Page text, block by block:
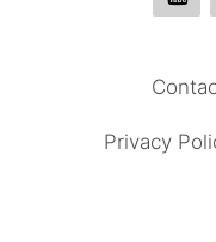
Privacy